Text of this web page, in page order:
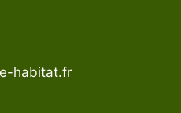
habitat.fr